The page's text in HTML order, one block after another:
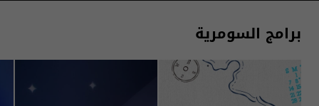
برامج السومرية